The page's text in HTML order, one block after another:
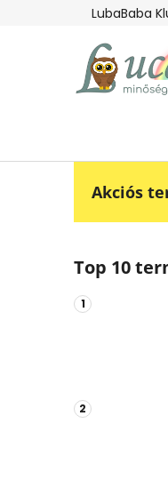
tartalomhoz
LubaBaba
Akciós
l
d
a
p
Top 10